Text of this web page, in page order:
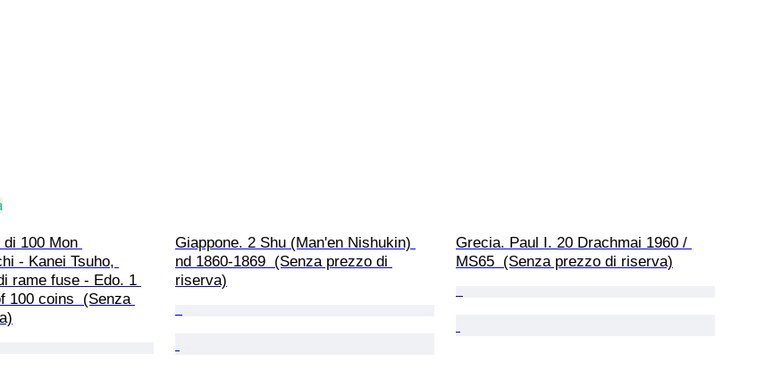
100 Mon
- Kanei Tsuho,
rame fuse - Edo. 1
100 coins  (Senza
Giappone. 2 Shu (Man'en Nishukin)
nd 1860-1869  (Senza prezzo di
riserva)
Grecia. Paul I. 20 Drachmai 1960 /
MS65  (Senza prezzo di riserva)